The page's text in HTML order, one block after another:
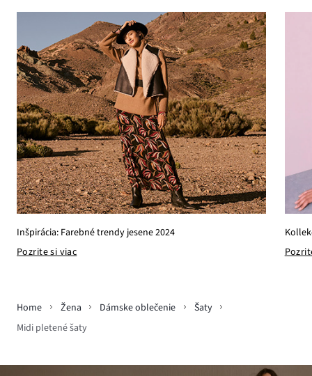
Inšpirácia: Farebné trendy jesene 2024
Pozrite si viac
Home Žena Dámske oblečenie
Šaty
Midi pletené šaty